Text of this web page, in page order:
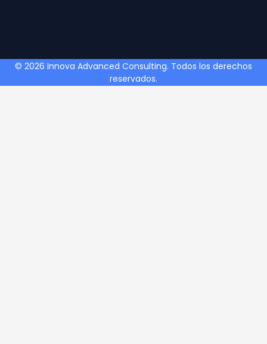
© 2026 Innova Advanced Consulting. Todos los derechos
reservados.